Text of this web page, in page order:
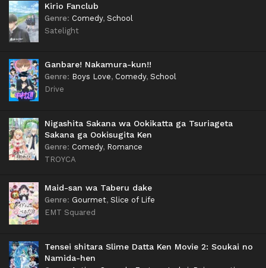
Kirio Fanclub
Genre: Comedy, School
Satelight
Ganbare! Nakamura-kun!!
Genre: Boys Love, Comedy, School
Drive
Nigashita Sakana wa Ookikatta ga Tsuriageta
Sakana ga Ookisugita Ken
Genre: Comedy, Romance
TROYCA
Maid-san wa Taberu dake
Genre: Gourmet, Slice of Life
EMT Squared
Tensei shitara Slime Datta Ken Movie 2: Soukai no
Namida-hen